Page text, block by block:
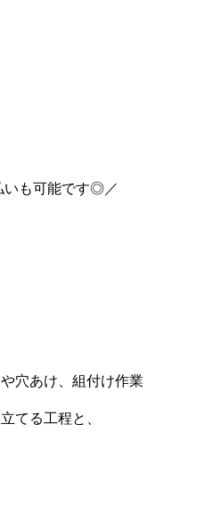
いも可能です◎／
穴あけ、組付け作業
てる工程と、